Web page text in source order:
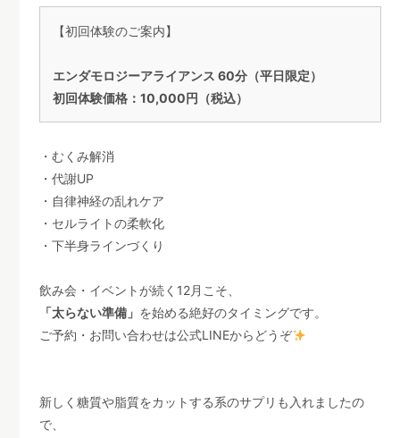
【初回体験のご案内】
エンダモロジーアライアンス 60分（平日限定）
初回体験価格：10,000円（税込）
・むくみ解消
・代謝UP
・自律神経の乱れケア
・セルライトの柔軟化
・下半身ラインづくり
飲み会・イベントが続く12月こそ、
「太らない準備」 を始める絶好のタイミングです。
ご予約・お問い合わせは公式LINEからどうぞ
新しく糖質や脂質をカットする系のサプリも入れましたの
で、